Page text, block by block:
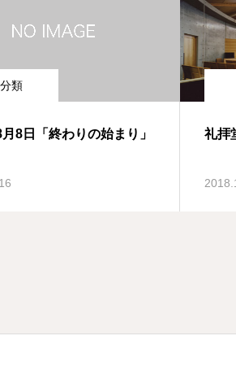
類
8日「終わりの始まり」 礼拝